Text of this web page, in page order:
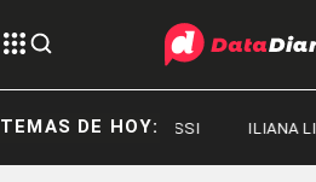
TEMAS DE HOY:
JORGE MESSI ILIANA LICK